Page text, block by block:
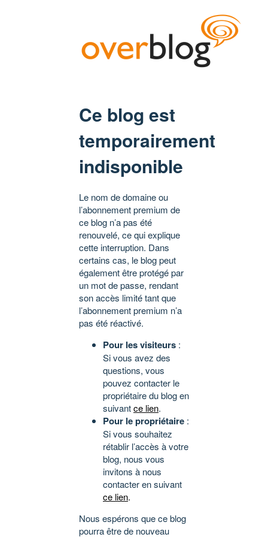
Ce blog est
temporairement
indisponible
Le nom de domaine ou
l’abonnement premium de
ce blog n’a pas été
renouvelé, ce qui explique
cette interruption. Dans
certains cas, le blog peut
également être protégé par
un mot de passe, rendant
son accès limité tant que
l’abonnement premium n’a
pas été réactivé.
Pour les visiteurs :
Si vous avez des
questions, vous
pouvez contacter le
propriétaire du blog en
suivantce lien.
Pour le propriétaire :
Si vous souhaitez
rétablir l’accès à votre
blog, nous vous
invitons à nous
contacter en suivant
ce lien.
Nous espérons que ce blog
pourra être de nouveau